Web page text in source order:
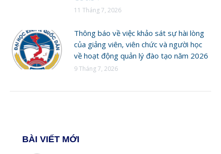
11 Tháng 7, 2026
Thông báo về việc khảo sát sự hài lòng
của giảng viên, viên chức và người học
về hoạt động quản lý đào tạo năm 2026
9 Tháng 7, 2026
BÀI VIẾT MỚI